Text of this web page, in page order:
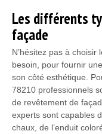
Les différents
façade
N’hésitez pas à
besoin, pour fournir
son côté esthétique.
78210 professionnels
de revêtement de
experts sont capables
chaux, de l’enduit